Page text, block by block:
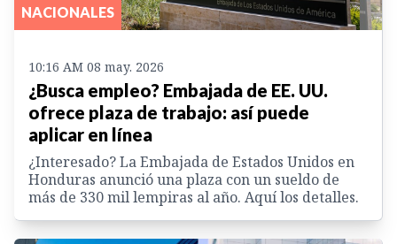
NACIONALES
10:16 AM 08 may. 2026
¿Busca empleo? Embajada de EE. UU.
ofrece plaza de trabajo: así puede
aplicar en línea
¿Interesado? La Embajada de Estados Unidos en
Honduras anunció una plaza con un sueldo de
más de 330 mil lempiras al año. Aquí los detalles.